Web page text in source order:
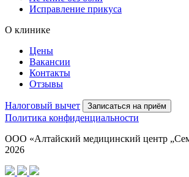
Исправление прикуса
О клинике
Цены
Вакансии
Контакты
Отзывы
Налоговый вычет Записаться на приём
Политика конфиденциальности
ООО «Алтайский медицинский центр
2026